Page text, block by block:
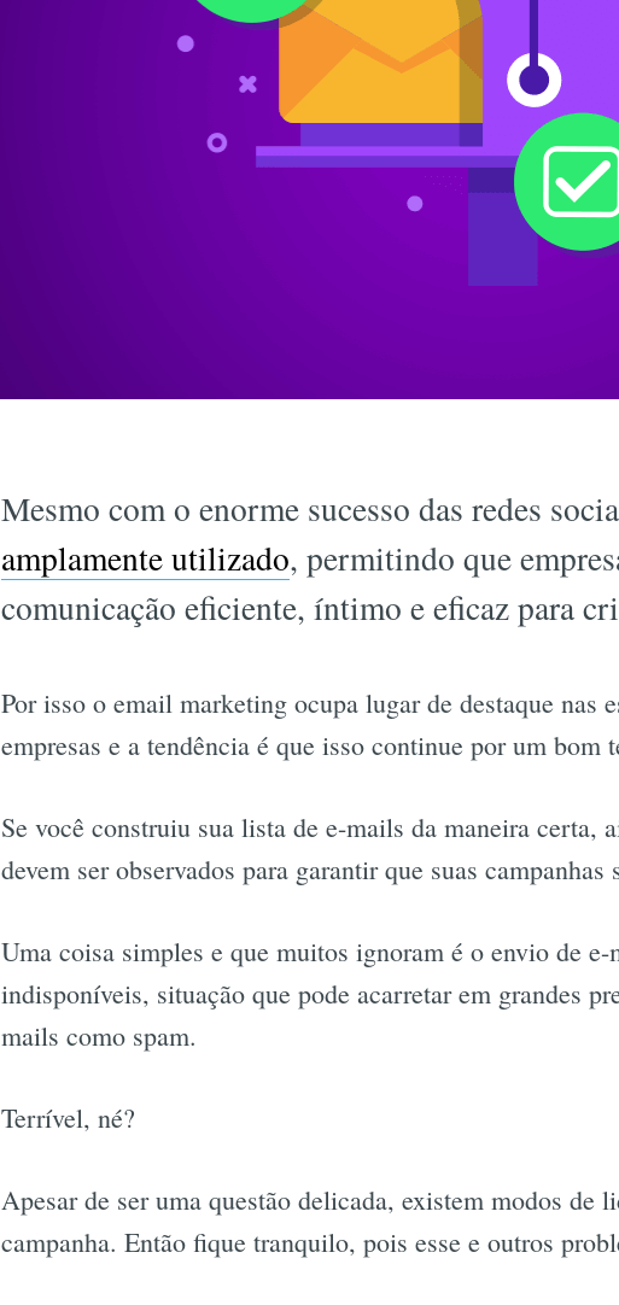
Mesmo com o enorme sucesso das redes
amplamente utilizado, permitindo que
comunicação eficiente, íntimo e eficaz para
Por isso o email marketing ocupa lugar de destaque nas
empresas e a tendência é que isso continue por um bom
Se você construiu sua lista de e-mails da maneira certa,
devem ser observados para garantir que suas campanhas
Uma coisa simples e que muitos ignoram é o envio de
indisponíveis, situação que pode acarretar em grandes
mails como spam.
Terrível, né?
Apesar de ser uma questão delicada, existem modos de
campanha. Então fique tranquilo, pois esse e outros